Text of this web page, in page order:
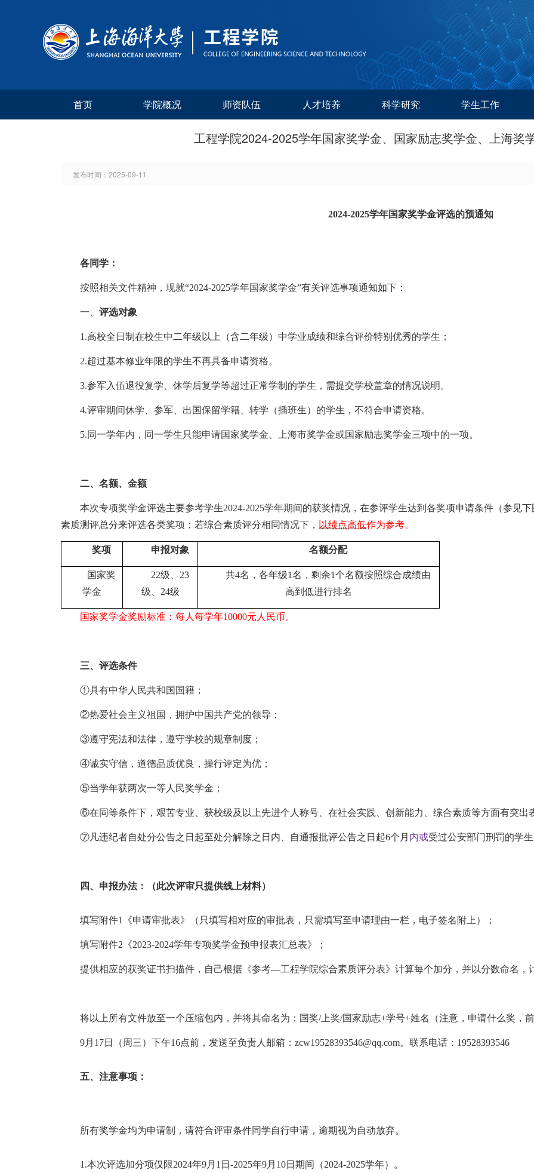
首页 学院概况 师资队伍 人才培养 科学研究 学生工作
工程学院2024-2025学年国家奖学金、国家励志奖学金、上海奖
发布时间： 2025-09-11
2024-2025学年国家奖学金评选的预通知
各同学 ：
按照相关文件精神， 现就“2024-2025学年国家奖学金”有关评选事项通知如下：
一、 评选对象
1.高校全日制在校生中 二年级以上（含二年级） 中学业成绩和综合评价特别优秀的学生 ；
2.超过基本修业年限的学生不再具备申请资格。
3.参军入伍退役复学、休学后复学等超过正常学制的学生，需提交学校盖章的情况说明 。
4.评审期间休学、参军、出国保留学籍、转学（插班生）的学生，不符合申请资格。
5.同一学年内，同一学生 只能申请国家奖学金、上海市奖学金或国家励志奖学金三项中的一项。
二、 名额、金额
本次专项奖学金评选主要参考学生2024-2025学年期间的获奖情况，在参评学生达到各奖项申请条件（参见
素质测评总分来评选各类奖项；若综合素质评分相同情况下， 以绩点高低作为参考。
奖项 申报对象 名额分配
国家奖
学金
22级、23
级、24级
共4名，各年级1名，剩余1个名额按照综合成绩由
高到低进行排名
国家奖学金奖励标准：每人每学年10000元人民币。
三、 评选条件
①具有中华人民共和国国籍；
②热爱社会主义祖国，拥护中国共产党的领导；
③遵守宪法和法律，遵守学校的规章制度；
④诚实守信，道德品质优良， 操行评定为优；
⑤当学年获两次一等人民奖学金 ；
⑥在同等条件下，艰苦专业、获校级及以上先进个人称号 在社会实践、创新能力、综合素质等方面有突出
⑦凡违纪者自处分公告之日起至处分解除之日内、自通报批评公告之日起6个月 内或受过公安部门刑罚的学
四、申报办法：（此次评审只提供线上材料）
填写附件1《申请审批表》 （只填写相对应的审批表，只需填写至申请理由一栏， 电子签名附上 ）；
填写附件2《2023-2024学年专项奖学金预申报表汇总表》；
提供相应的获奖证书扫描件，自己根据《参考—工程学院综合素质评分表》计算每个加分，并以分数命名，
将以上所有文件放至一个压缩包内，并将其命名为： 国奖/上奖/国家励志+学号+姓名（注意，申请什么奖，
9月1 7日（周 三） 下午16点前，发送至负责人 邮箱： zcw19528393546@qq.com。 联系电话： 19528393546
五、注意事项 ：
所有奖学金均为申请制，请符合评审条件同学自行申请，逾期视为自动放弃。
1.本次评选加分项仅限2024年9月1日-2025年9月10日期间（2024-2025学年）。